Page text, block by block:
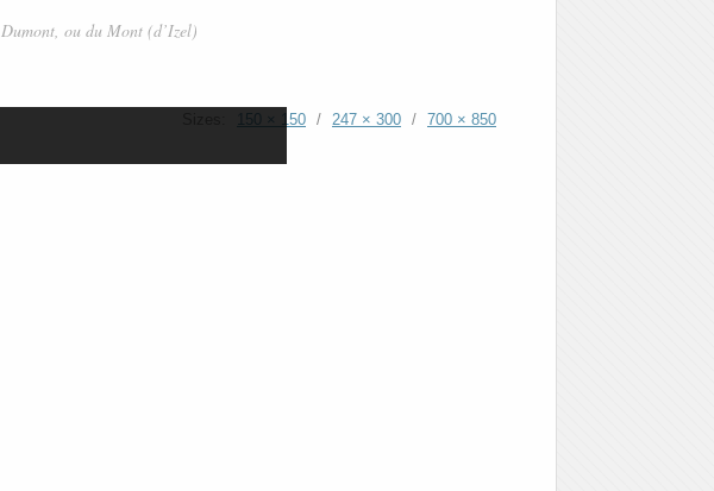
Dumont, ou du Mont (d’Izel)
150 × 150 / 247 × 300 / 700 × 850